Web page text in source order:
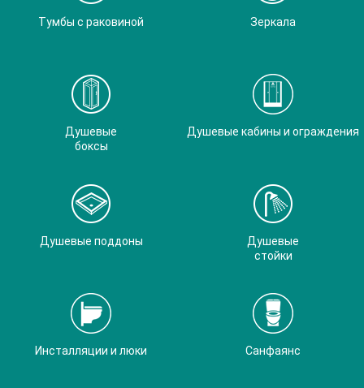
Тумбы с раковиной Зеркала
Душевые
боксы
Душевые кабины и ограждения
Душевые поддоны
Душевые
стойки
Инсталляции и люки Санфаянс